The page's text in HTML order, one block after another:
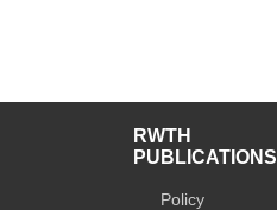
RWTH
PUBLICATIONS
Policy